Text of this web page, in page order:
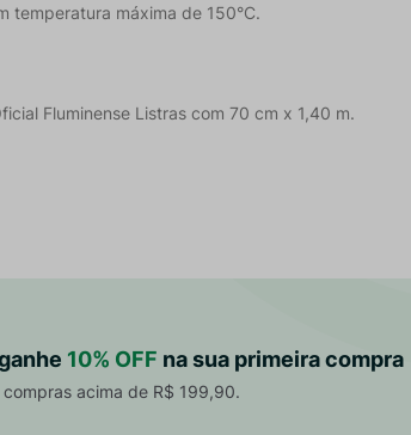
temperatura máxima de 150°C.
Fluminense Listras com 70 cm x 1,40 m.
10% OFF na sua primeira compra
acima de R$ 199,90.